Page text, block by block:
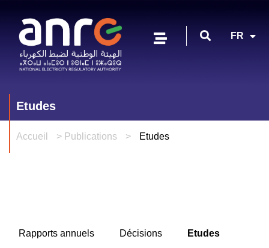
FR
AR
Etudes
Accueil > Publications > Etudes
Rapports annuels Décisions Etudes